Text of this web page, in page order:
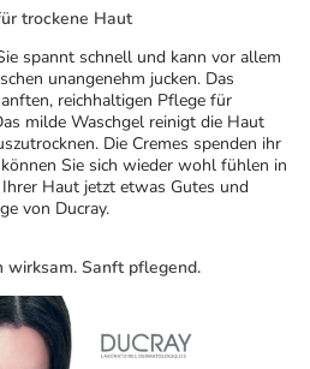
trockene Haut
spannt schnell und kann vor allem
unangenehm jucken. Das
reichhaltigen Pflege für
milde Waschgel reinigt die Haut
Die Cremes spenden ihr
Sie sich wieder wohl fühlen in
Haut jetzt etwas Gutes und
von Ducray.
wirksam. Sanft pflegend.